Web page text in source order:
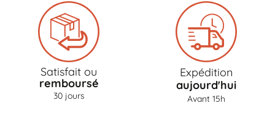
Satisfait ou
remboursé
30 jours
Expédition
aujourd'hui
Avant 15h